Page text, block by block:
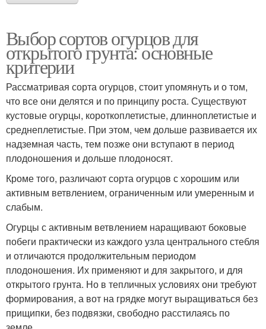
Выбор сортов огурцов для
открытого грунта: основные
критерии
Рассматривая сорта огурцов, стоит упомянуть и о том,
что все они делятся и по принципу роста. Существуют
кустовые огурцы, короткоплетистые, длинноплетистые и
среднеплетистые. При этом, чем дольше развивается их
надземная часть, тем позже они вступают в период
плодоношения и дольше плодоносят.
Кроме того, различают сорта огурцов с хорошим или
активным ветвлением, ограниченным или умеренным и
слабым.
Огурцы с активным ветвлением наращивают боковые
побеги практически из каждого узла центрального стебля
и отличаются продолжительным периодом
плодоношения. Их применяют и для закрытого, и для
открытого грунта. Но в тепличных условиях они требуют
формирования, а вот на грядке могут выращиваться без
прищипки, без подвязки, свободно расстилаясь по